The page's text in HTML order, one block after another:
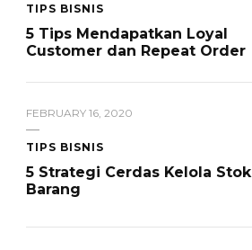
TIPS BISNIS
5 Tips Mendapatkan Loyal
Customer dan Repeat Order
FEBRUARY 16, 2020
TIPS BISNIS
5 Strategi Cerdas Kelola Stok
Barang